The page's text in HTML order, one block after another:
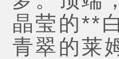
晶莹的**
青翠的莱